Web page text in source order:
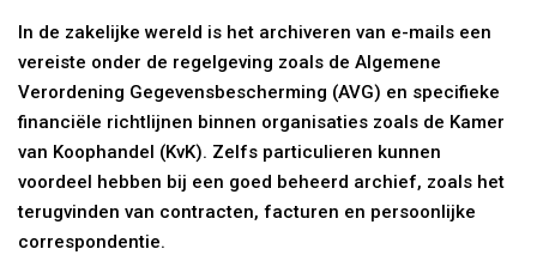
In de zakelijke wereld is het archiveren van e-mails een
vereiste onder de regelgeving zoals de Algemene
Verordening Gegevensbescherming (AVG) en specifieke
financiële richtlijnen binnen organisaties zoals de Kamer
van Koophandel (KvK). Zelfs particulieren kunnen
voordeel hebben bij een goed beheerd archief, zoals het
terugvinden van contracten, facturen en persoonlijke
correspondentie.